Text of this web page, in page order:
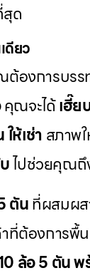
ด
ดียว
องการบรร
คุณจะได้เฮี๊
ห้เช่าสภาพ
ไปช่วยคุณถึ
ตันที่ผสมผส
ที่ต้องการพื้
ล้อ 5 ตัน